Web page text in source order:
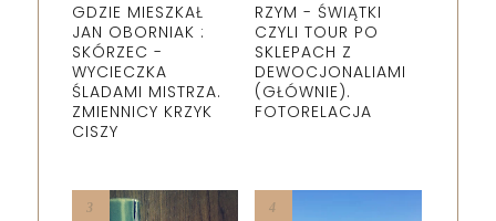
GDZIE MIESZKAŁ
JAN OBORNIAK :
SKÓRZEC -
WYCIECZKA
ŚLADAMI MISTRZA.
ZMIENNICY KRZYK
CISZY
RZYM - ŚWIĄTKI
CZYLI TOUR PO
SKLEPACH Z
DEWOCJONALIAMI
(GŁÓWNIE).
FOTORELACJA